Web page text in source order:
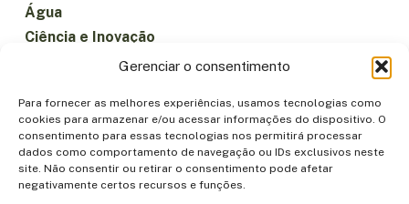
Gerenciar o consentimento
Para fornecer as melhores experiências, usamos tecnologias como
cookies para armazenar e/ou acessar informações do dispositivo. O
consentimento para essas tecnologias nos permitirá processar
dados como comportamento de navegação ou IDs exclusivos neste
site. Não consentir ou retirar o consentimento pode afetar
negativamente certos recursos e funções.
Água
Ciência e Inovação
Florestas e Biodiversidade
Institucionalidade
Participação
Povos Indígenas